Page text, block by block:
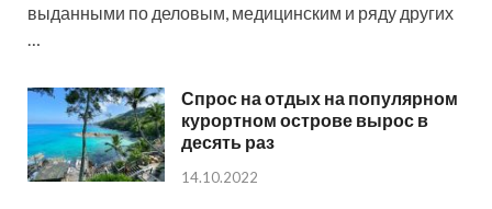
выданными по деловым, медицинским и ряду других
…
Спрос на отдых на популярном
курортном острове вырос в
десять раз
14.10.2022